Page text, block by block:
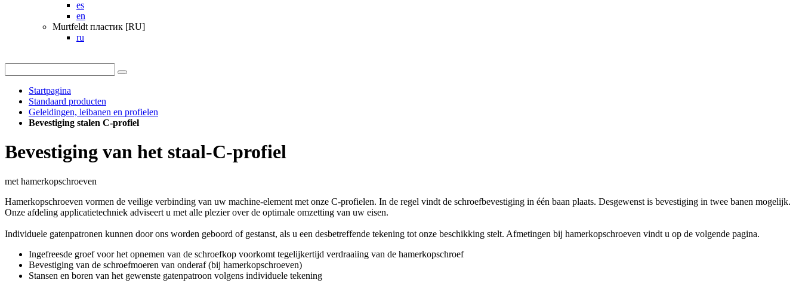
es
en
Murtfeldt пластик [RU]
ru
Startpagina
Standaard producten
Geleidingen, leibanen en profielen
Bevestiging stalen C-profiel
Bevestiging van het staal-C-profiel
met hamerkopschroeven
Hamerkopschroeven vormen de veilige verbinding van uw machine-element met onze C-profielen. In de regel vindt de schroefbevestiging in één baan plaats. Desgewenst is bevestiging in twee banen mogelijk.
Onze afdeling applicatietechniek adviseert u met alle plezier over de optimale omzetting van uw eisen.
Individuele gatenpatronen kunnen door ons worden geboord of gestanst, als u een desbetreffende tekening tot onze beschikking stelt. Afmetingen bij hamerkopschroeven vindt u op de volgende pagina.
Ingefreesde groef voor het opnemen van de schroefkop voorkomt tegelijkertijd verdraaiing van de hamerkopschroef
Bevestiging van de schroefmoeren van onderaf (bij hamerkopschroeven)
Stansen en boren van het gewenste gatenpatroon volgens individuele tekening